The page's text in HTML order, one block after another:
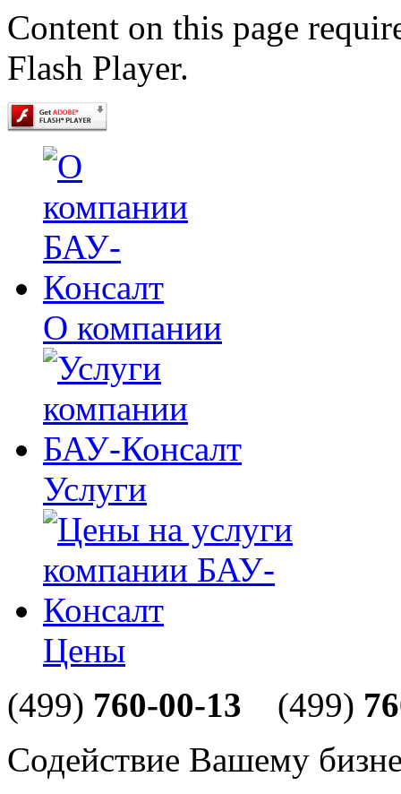
Content on this page
Flash Player.
О компании
Услуги
Цены
(499) 760-00-13 (499)
Содействие Вашему